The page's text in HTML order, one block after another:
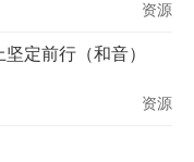
资源
定前行（和音）
资源